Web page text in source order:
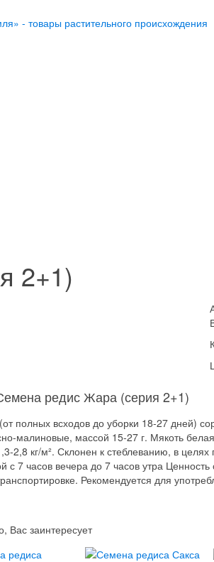
2+1)
редис Жара (серия 2+1)
полных всходов до уборки 18-27 дней)
малиновые, массой 15-27 г. Мякоть
2,8 кг/м². Склонен к стеблеванию, в
с 7 часов вечера до 7 часов утра
Рекомендуется для
Вас заинтересует